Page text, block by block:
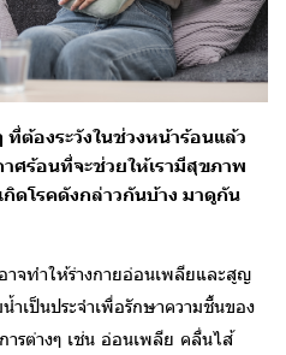
ที่ต้องระวังในช่วงหน้าร้อนแล้ว
ศร้อนที่จะช่วยให้เรามีสุขภาพ
ดโรคดังกล่าวกันบ้าง มาดูกัน
าจทำให้ร่างกายอ่อนเพลียและสูญ
ำเป็นประจำเพื่อรักษาความชื้นของ
ารต่างๆ เช่น อ่อนเพลีย คลื่นไส้